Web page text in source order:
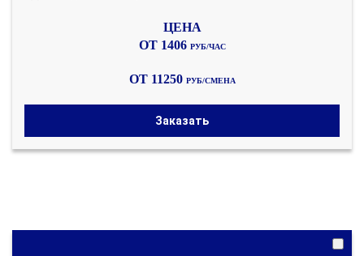
ОТ 1406 РУБ/ЧАС
ОТ 11250 РУБ/СМЕНА
Заказать